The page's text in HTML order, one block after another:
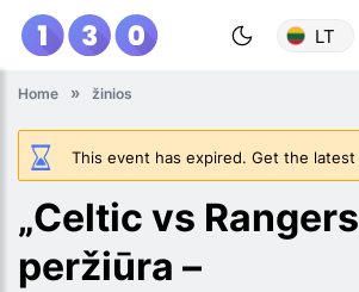
LT
Home žinios
This event has expired. Get the latest
„Celtic vs Rangers
peržiūra –